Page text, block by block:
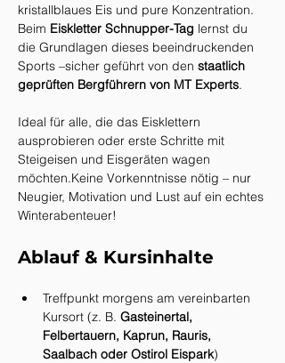
kristallblaues Eis und pure Konzentration.
Beim Eiskletter Schnupper-Tag lernst du
die Grundlagen dieses beeindruckenden
Sports –sicher geführt von den staatlich
geprüften Bergführern von MT Experts.
Ideal für alle, die das Eisklettern
ausprobieren oder erste Schritte mit
Steigeisen und Eisgeräten wagen
möchten.Keine Vorkenntnisse nötig – nur
Neugier, Motivation und Lust auf ein echtes
Winterabenteuer!
Ablauf & Kursinhalte
Treffpunkt morgens am vereinbarten
Kursort (z. B. Gasteinertal,
Felbertauern, Kaprun, Rauris,
Saalbach oder Ostirol Eispark)